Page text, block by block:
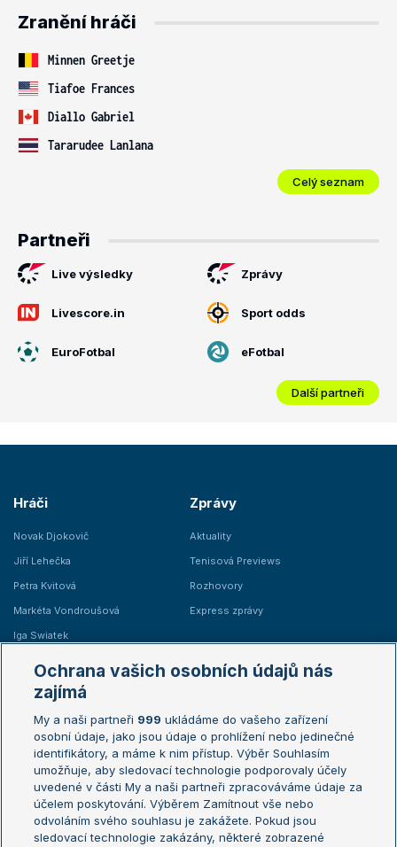
Zranění hráči
Minnen Greetje
Tiafoe Frances
Diallo Gabriel
Tararudee Lanlana
Celý seznam
Partneři
Live výsledky Zprávy
Livescore.in Sport odds
EuroFotbal eFotbal
Další partneři
Hráči
Novak Djokovič
Jiří Lehečka
Petra Kvitová
Markéta Vondroušová
Iga Swiatek
Zprávy
Aktuality
Tenisová Previews
Rozhovory
Express zprávy
Žebříčky
Žebříček ATP (muži)
Žebříček WTA (ženy)
Sázkařský žebříček
Australian Open
French Open
Wimbledon
US Open
Turnaj mistrů
Turnaj mistryň
Ochrana vašich osobních údajů nás
zajímá
My a naši partneři 999 ukládáme do vašeho zařízení
osobní údaje, jako jsou údaje o prohlížení nebo jedinečné
identifikátory, a máme k nim přístup. Výběr Souhlasím
umožňuje, aby sledovací technologie podporovaly účely
uvedené v části My a naši partneři zpracováváme údaje za
účelem poskytování. Výběrem Zamítnout vše nebo
odvoláním svého souhlasu je zakážete. Pokud jsou
sledovací technologie zakázány, některé zobrazené